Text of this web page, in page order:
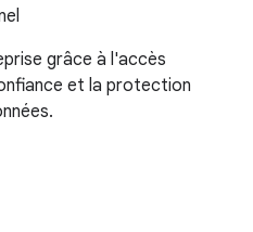
grâce à l'accès
et la protection